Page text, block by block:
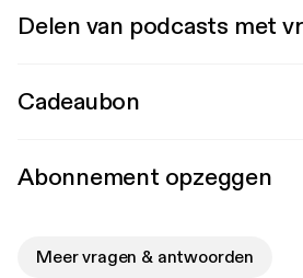
Delen van podcasts met
Cadeaubon
Abonnement opzeggen
Meer vragen & antwoorden